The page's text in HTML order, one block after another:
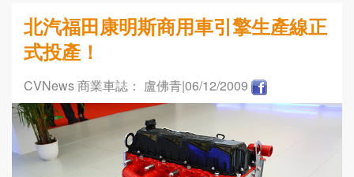
北汽福田康明斯商用車引擎生產線正
式投產！
CVNews 商業車誌： 盧佛青|06/12/2009